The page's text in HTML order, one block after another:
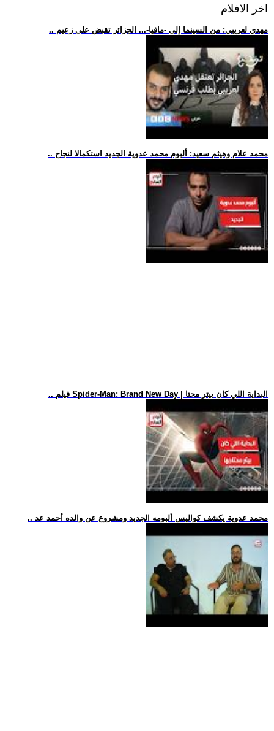
اخر الافلام
.. مهدي لعريبي: من السينما إلى -مافيا-... الجزائر تقبض على زعيم
.. محمد علام وهيثم سعيد: ألبوم محمد عدوية الجديد استكمالا لنجاح
.. فيلم Spider-Man: Brand New Day | البداية اللي كان بيتر محتا
.. محمد عدوية يكشف كواليس ألبومه الجديد ومشروع عن والده أحمد عد